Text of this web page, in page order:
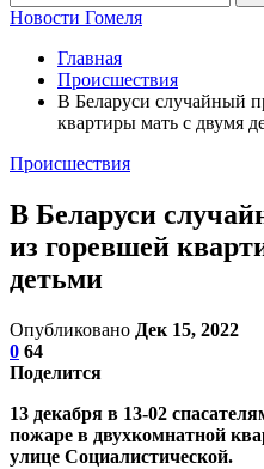
Новости Гомеля
Главная
Происшествия
В Беларуси случайный
квартиры мать с двумя
Происшествия
В Беларуси
из горевшей
детьми
Опубликовано Дек 15, 2022
0 64
Поделится
13 декабря в 13-02
пожаре в двухкомнатной
улице Социалистической.